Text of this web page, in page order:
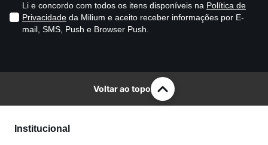
Li e concordo com todos os itens disponíveis na Política de
Privacidade da Milium e aceito receber informações por E-
mail, SMS, Push e Browser Push.
Voltar ao topo
Institucional